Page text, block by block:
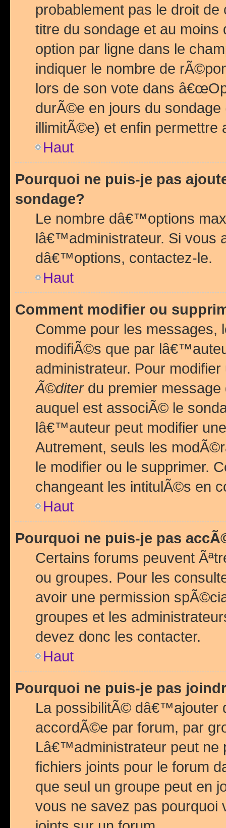
probablement pas le droit
titre du sondage et au
option par ligne dans le
indiquer le nombre de
lors de son vote dans
durÃ©e en jours du
illimitÃ©e) et enfin permettre
Haut
Pourquoi ne puis-je pas
sondage?
Le nombre dâ€™options
lâ€™administrateur. Si vous
dâ€™options, contactez-le.
Haut
Comment modifier ou
Comme pour les messages,
modifiÃ©s que par
administrateur. Pour
Ã©diterdu premier
auquel est associÃ© le
lâ€™auteur peut modifier
Autrement, seuls les
le modifier ou le supprimer.
changeant les intitulÃ©s en
Haut
Pourquoi ne puis-je pas
Certains forums peuvent
ou groupes. Pour les
avoir une permission
groupes et les
devez donc les contacter.
Haut
Pourquoi ne puis-je pas
La possibilitÃ© dâ€™ajouter
accordÃ©e par forum, par
Lâ€™administrateur peut
fichiers joints pour le forum
que seul un groupe peut en
vous ne savez pas pourquoi